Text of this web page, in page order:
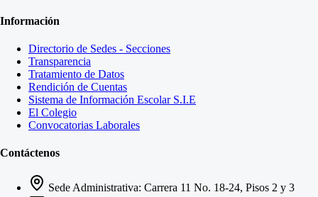
Información
Directorio de Sedes - Secciones
Transparencia
Tratamiento de Datos
Rendición de Cuentas
Sistema de Información Escolar S.I.E
El Colegio
Convocatorias Laborales
Contáctenos
Sede Administrativa: Carrera 11 No. 18-24, Pisos 2 y 3